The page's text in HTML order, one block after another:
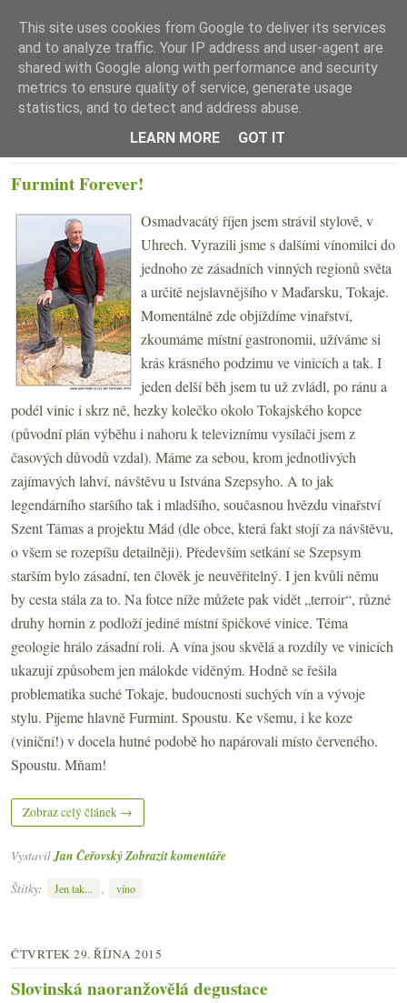
☰ Menu
Furmint Forever!
Osmadvacátý říjen jsem strávil stylově, v
Uhrech. Vyrazili jsme s dalšími vínomilci do
jednoho ze zásadních vinných regionů světa
a určitě nejslavnějšího v Maďarsku, Tokaje.
Momentálně zde objíždíme vinařství,
zkoumáme místní gastronomii, užíváme si
krás krásného podzimu ve vinicích a tak. I
jeden delší běh jsem tu už zvládl, po ránu a
podél vinic i skrz ně, hezky kolečko okolo Tokajského kopce
(původní plán výběhu i nahoru k televiznímu vysílači jsem z
časových důvodů vzdal). Máme za sebou, krom jednotlivých
zajímavých lahví, návštěvu u Istvána Szepsyho. A to jak
legendárního staršího tak i mladšího, současnou hvězdu vinařství
Szent Támas a projektu Mád (dle obce, která fakt stojí za návštěvu,
o všem se rozepíšu detailněji). Především setkání se Szepsym
starším bylo zásadní, ten člověk je neuvěřitelný. I jen kvůli němu
by cesta stála za to. Na fotce níže můžete pak vidět „terroir“, různé
druhy hornin z podloží jediné místní špičkové vinice. Téma
geologie hrálo zásadní roli. A vína jsou skvělá a rozdíly ve vinicích
ukazují způsobem jen málokde viděným. Hodně se řešila
problematika suché Tokaje, budoucnosti suchých vín a vývoje
stylu. Pijeme hlavně Furmint. Spoustu. Ke všemu, i ke koze
(viniční!) v docela hutné podobě ho napárovali místo červeného.
Spoustu. Mňam!
Zobraz celý článek →
Vystavil Jan ČeřovskýZobrazit komentáře
Štítky:
Jen tak... , víno
ČTVRTEK 29. ŘÍJNA 2015
Slovinská naoranžovělá degustace
This site uses cookies from Google to deliver its services
and to analyze traffic. Your IP address and user-agent are
shared with Google along with performance and security
metrics to ensure quality of service, generate usage
statistics, and to detect and address abuse.
LEARN MORE
GOT IT